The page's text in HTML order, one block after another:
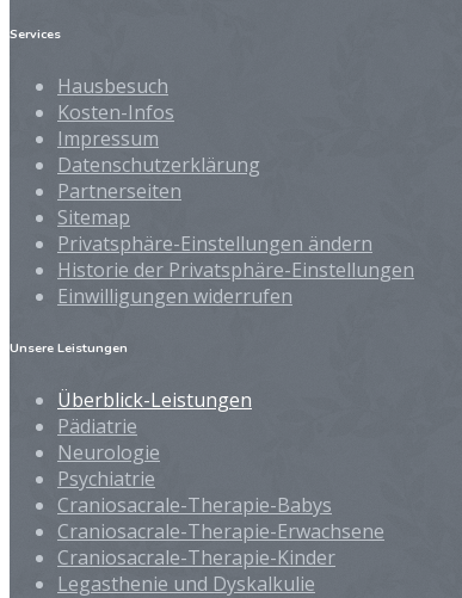
Services
Hausbesuch
Kosten-Infos
Impressum
Datenschutzerklärung
Partnerseiten
Sitemap
Privatsphäre-Einstellungen ändern
Historie der Privatsphäre-Einstellungen
Einwilligungen widerrufen
Unsere Leistungen
Überblick-Leistungen
Pädiatrie
Neurologie
Psychiatrie
Craniosacrale-Therapie-Babys
Craniosacrale-Therapie-Erwachsene
Craniosacrale-Therapie-Kinder
Legasthenie und Dyskalkulie